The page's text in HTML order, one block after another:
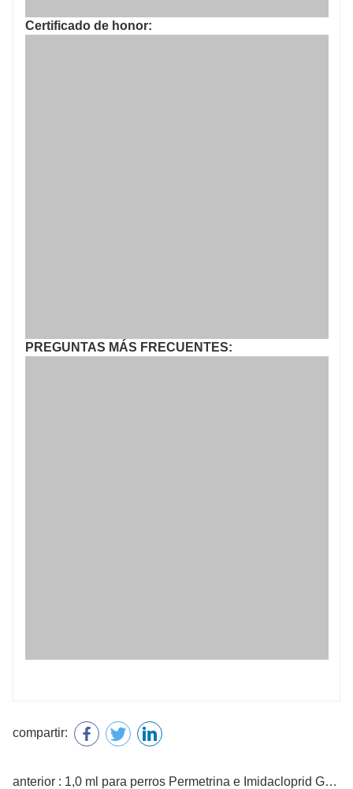
Certificado de honor:
PREGUNTAS MÁS FRECUENTES:
compartir:
anterior : 1,0 ml para perros Permetrina e Imidacloprid Gotas